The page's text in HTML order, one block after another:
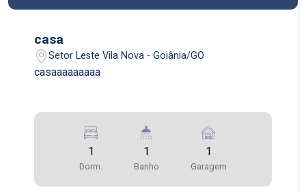
casa
Setor Leste Vila Nova - Goiânia/GO
casaaaaaaaaa
1
Dorm.
1
Banho
1
Garagem